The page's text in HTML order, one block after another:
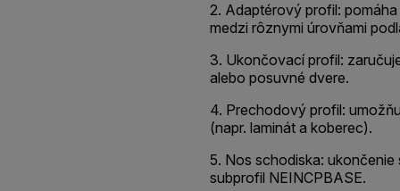
2. Adaptérový profil:
medzi rôznymi úrovňami
3. Ukončovací profil:
alebo posuvné dvere.
4. Prechodový profil:
(napr. laminát a koberec).
5. Nos schodiska:
subprofil NEINCPBASE.